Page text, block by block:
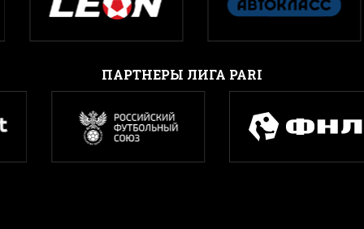
ПАРТНЕРЫ ЛИГА PARI